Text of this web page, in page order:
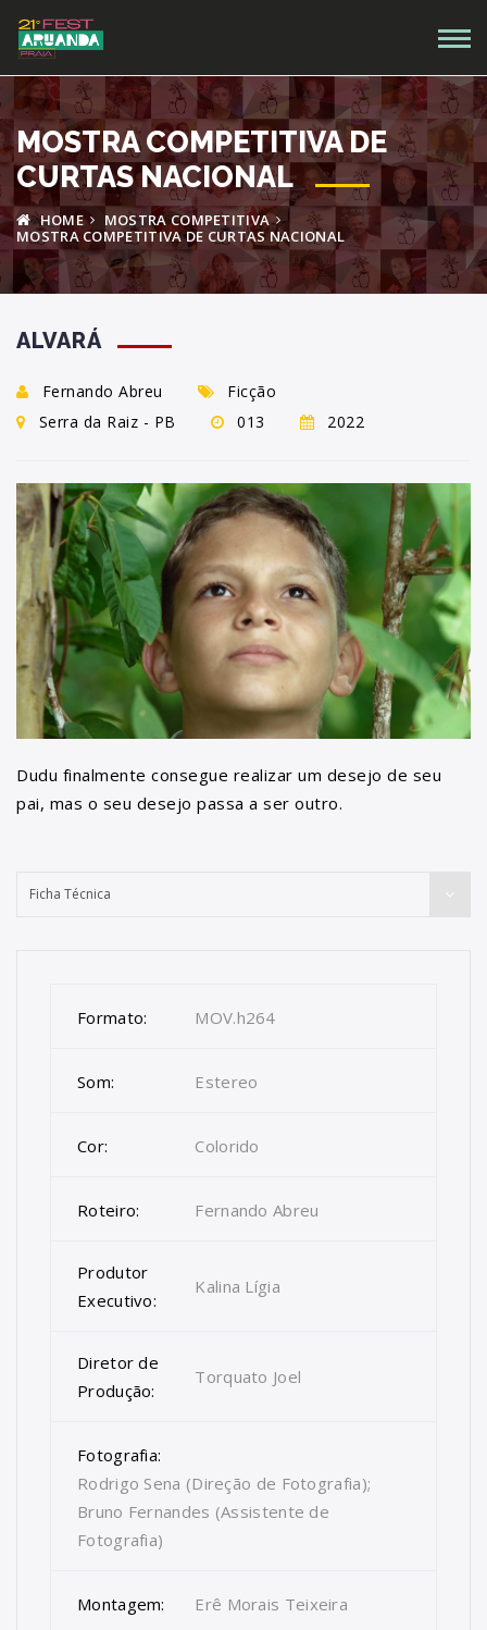
MOSTRA COMPETITIVA DE
CURTAS NACIONAL
HOME
MOSTRA COMPETITIVA
MOSTRA COMPETITIVA DE CURTAS NACIONAL
ALVARÁ
Fernando Abreu
Ficção
Serra da Raiz - PB
013 2022
Dudu finalmente consegue realizar um desejo de seu
pai, mas o seu desejo passa a ser outro.
Formato: MOV.h264
Som: Estereo
Cor: Colorido
Roteiro: Fernando Abreu
Produtor
Executivo:
Kalina Lígia
Diretor de
Produção:
Torquato Joel
Fotografia:
Rodrigo Sena (Direção de Fotografia);
Bruno Fernandes (Assistente de
Fotografia)
Montagem: Erê Morais Teixeira